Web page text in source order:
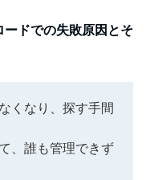
ードでの失敗原因とそ
くなり、探す手間
、誰も管理できず